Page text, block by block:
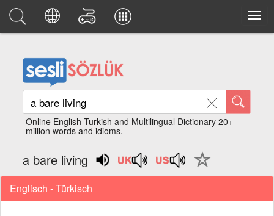
Online English Turkish and Multilingual Dictionary 20+
million words and idioms.
a bare living
Englisch - Türkisch